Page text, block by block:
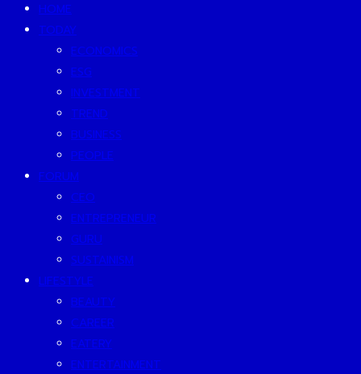
HOME
TODAY
ECONOMICS
ESG
INVESTMENT
TREND
BUSINESS
PEOPLE
FORUM
CEO
ENTREPRENEUR
GURU
SUSTAINISM
LIFESTYLE
BEAUTY
CAREER
EATERY
ENTERTAINMENT